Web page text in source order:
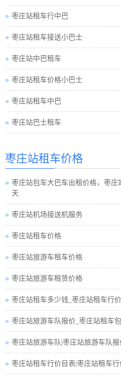
枣庄站租车行中巴
枣庄站租车接送小巴士
枣庄站中巴租车
枣庄站租车价格小巴士
枣庄站租车中巴
枣庄站巴士租车
枣庄站租车须知小车
枣庄站巴士租车公司
枣庄站租车价格
枣庄站包车大巴车出租价格，枣
天
枣庄站机场接送机服务
枣庄站租车价格
枣庄站旅游车租车价格
枣庄站旅游车租赁价格
枣庄站租车多少钱_枣庄站租车行
枣庄站旅游车队报价_枣庄站租车
枣庄站旅游车队|枣庄站旅游车队报
枣庄站租车行价目表|枣庄站租车行